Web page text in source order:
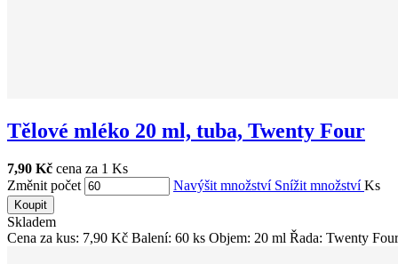
Tělové mléko 20 ml, tuba, Twenty Four
7,90 Kč cena za 1 Ks
Změnit počet
Navýšit množství Snížit množstvíKs
Koupit
Skladem
Cena za kus: 7,90 Kč Balení: 60 ks Objem: 20 ml Řada: Twenty